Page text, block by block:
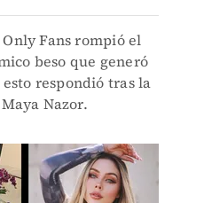
Fans rompió el
beso que generó
respondió tras la
Nazor.